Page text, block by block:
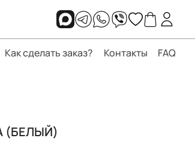
Как сделать заказ? Контакты FAQ
(БЕЛЫЙ)